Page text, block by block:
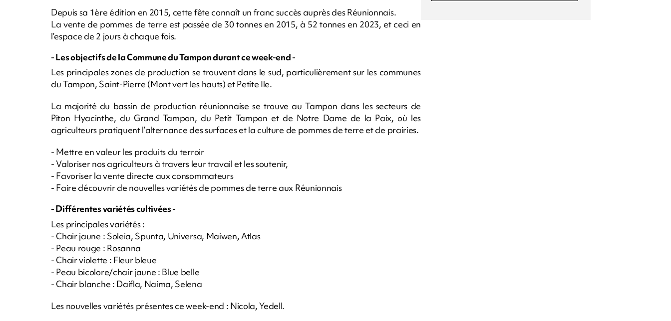
Depuis sa 1ère édition en 2015, cette fête connaît un franc succès auprès des Réunionnais.
La vente de pommes de terre est passée de 30 tonnes en 2015, à 52 tonnes en 2023, et ceci en
l’espace de 2 jours à chaque fois.
- Les objectifs de la Commune du Tampon durant ce week-end -
Les principales zones de production se trouvent dans le sud, particulièrement sur les communes
du Tampon, Saint-Pierre (Mont vert les hauts) et Petite Ile.
La majorité du bassin de production réunionnaise se trouve au Tampon dans les secteurs de
Piton Hyacinthe, du Grand Tampon, du Petit Tampon et de Notre Dame de la Paix, où les
agriculteurs pratiquent l’alternance des surfaces et la culture de pommes de terre et de prairies.
- Mettre en valeur les produits du terroir
- Valoriser nos agriculteurs à travers leur travail et les soutenir,
- Favoriser la vente directe aux consommateurs
- Faire découvrir de nouvelles variétés de pommes de terre aux Réunionnais
- Différentes variétés cultivées -
Les principales variétés :
- Chair jaune : Soleia, Spunta, Universa, Maiwen, Atlas
- Peau rouge : Rosanna
- Chair violette : Fleur bleue
- Peau bicolore/chair jaune : Blue belle
- Chair blanche : Daifla, Naima, Selena
Les nouvelles variétés présentes ce week-end : Nicola, Yedell.